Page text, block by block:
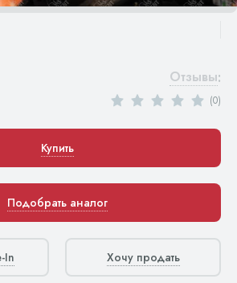
Отзывы:
(0)
Купить
Подобрать аналог
In Хочу продать